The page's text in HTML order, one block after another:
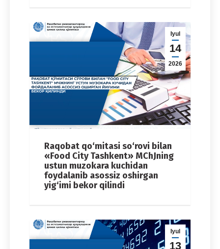
Iyul
14
2026
Raqobat qo‘mitasi so‘rovi bilan
«Food City Tashkent» MChJning
ustun muzokara kuchidan
foydalanib asossiz oshirgan
yig‘imi bekor qilindi
Iyul
13